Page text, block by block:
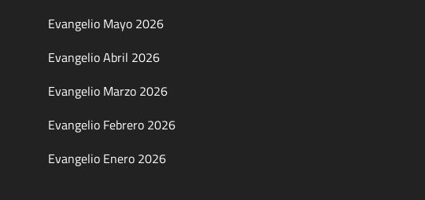
Evangelio Mayo 2026
Evangelio Abril 2026
Evangelio Marzo 2026
Evangelio Febrero 2026
Evangelio Enero 2026